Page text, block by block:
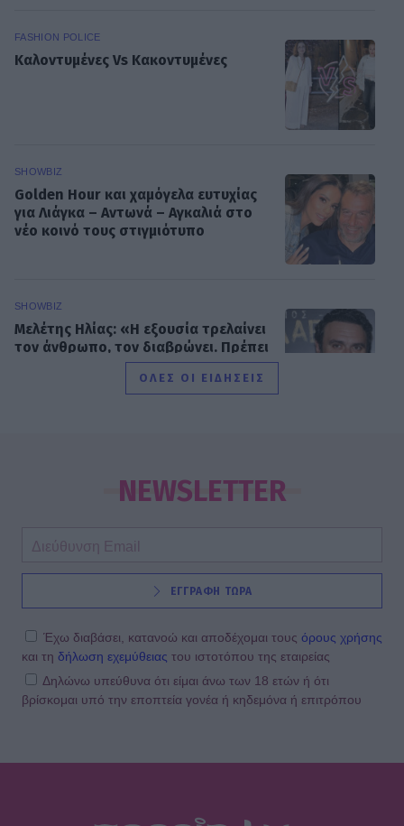
FASHION POLICE
Καλοντυμένες Vs Κακοντυμένες
SHOWBIZ
Golden Hour και χαμόγελα ευτυχίας
για Λιάγκα – Αντωνά – Aγκαλιά στο
νέο κοινό τους στιγμιότυπο
SHOWBIZ
Mελέτης Ηλίας: «Η εξουσία τρελαίνει
τον άνθρωπο, τον διαβρώνει. Πρέπει
να τη διαχειρίζεσαι σοφά»
summer look στο Φισκάρδο – Το
γεύμα με τον Μάκη & την παρέα της
SHOWBIZ
Σκέτη σταρ! «Πες κάτι στο κοινό
Θεοδωρίδου με την σικ μαμά της
SHOWBIZ
σκάφος – Η βόλτα με τον γιο της
ΟΛΕΣ ΟΙ ΕΙΔΗΣΕΙΣ
NEWSLETTER
ΕΓΓΡΑΦΗ ΤΩΡΑ
Έχω διαβάσει, κατανοώ και αποδέχομαι τους όρους χρήσης
και τη δήλωση εχεμύθειας του ιστοτόπου της εταιρείας
Δηλώνω υπεύθυνα ότι είμαι άνω των 18 ετών ή ότι
βρίσκομαι υπό την εποπτεία γονέα ή κηδεμόνα ή επιτρόπου